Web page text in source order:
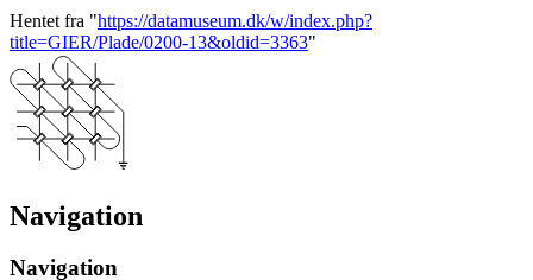
Hentet fra "https://datamuseum.dk/w/index.php?
title=GIER/Plade/0200-13&oldid=3363"
Navigation
Navigation